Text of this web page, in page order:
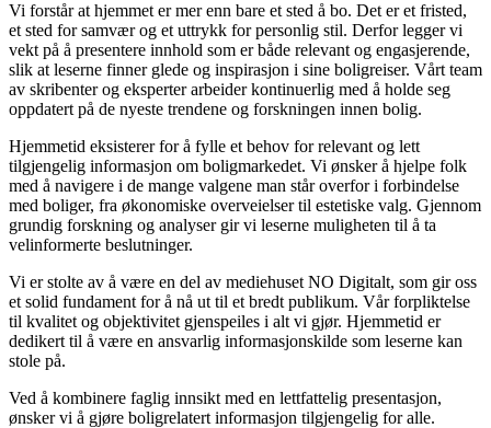
Vi forstår at hjemmet er mer enn bare et sted å bo. Det er et fristed,
et sted for samvær og et uttrykk for personlig stil. Derfor legger vi
vekt på å presentere innhold som er både relevant og engasjerende,
slik at leserne finner glede og inspirasjon i sine boligreiser. Vårt team
av skribenter og eksperter arbeider kontinuerlig med å holde seg
oppdatert på de nyeste trendene og forskningen innen bolig.
Hjemmetid eksisterer for å fylle et behov for relevant og lett
tilgjengelig informasjon om boligmarkedet. Vi ønsker å hjelpe folk
med å navigere i de mange valgene man står overfor i forbindelse
med boliger, fra økonomiske overveielser til estetiske valg. Gjennom
grundig forskning og analyser gir vi leserne muligheten til å ta
velinformerte beslutninger.
Vi er stolte av å være en del av mediehuset NO Digitalt, som gir oss
et solid fundament for å nå ut til et bredt publikum. Vår forpliktelse
til kvalitet og objektivitet gjenspeiles i alt vi gjør. Hjemmetid er
dedikert til å være en ansvarlig informasjonskilde som leserne kan
stole på.
Ved å kombinere faglig innsikt med en lettfattelig presentasjon,
ønsker vi å gjøre boligrelatert informasjon tilgjengelig for alle.